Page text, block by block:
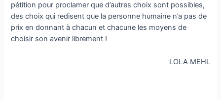
pétition pour proclamer que d’autres choix sont possibles,
des choix qui redisent que la personne humaine n’a pas de
prix en donnant à chacun et chacune les moyens de
choisir son avenir librement !
LOLA MEHL